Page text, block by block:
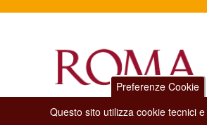
Dipartimento Grandi Eventi, Sport,
Preferenze Cookie
Questo sito utilizza cookie tecnici